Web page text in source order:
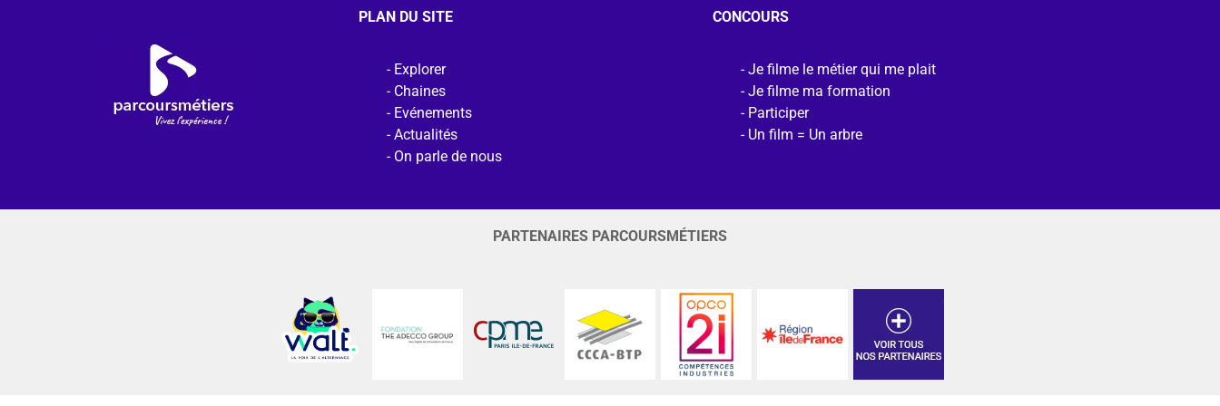
PLAN DU SITE
Explorer
Chaines
Evénements
Actualités
On parle de nous
CONCOURS
Je filme le métier qui me plait
Je filme ma formation
Participer
Un film = Un arbre
PARTENAIRES PARCOURSMÉTIERS